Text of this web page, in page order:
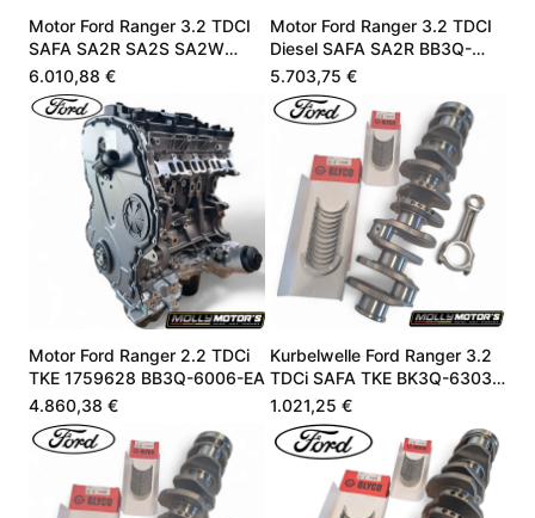
Motor Ford Ranger 3.2 TDCI
SAFA SA2R SA2S SA2W
FB3Q6006GA
6.010,88 €
Motor Ford Ranger 3.2 TDCI
Diesel SAFA SA2R BB3Q-
6006-FA Neu
5.703,75 €
Motor Ford Ranger 2.2 TDCi
TKE 1759628 BB3Q-6006-EA
4.860,38 €
Kurbelwelle Ford Ranger 3.2
TDCi SAFA TKE BK3Q-6303-
EA
1.021,25 €